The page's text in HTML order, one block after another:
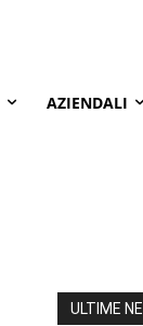
AZIENDALI
ULTIME